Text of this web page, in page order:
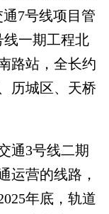
7号线项目管
一期工程北
路站，全长约
历城区、天桥
通3号线二期
运营的线路，
年底，轨道